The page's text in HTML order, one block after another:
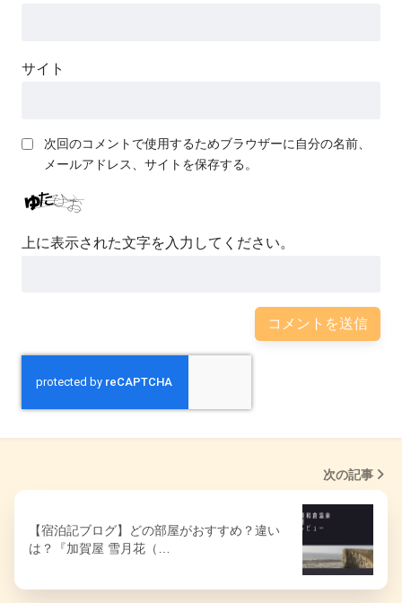
サイト
次回のコメントで使用するためブラウザーに自分の名前、
メールアドレス、サイトを保存する。
上に表示された文字を入力してください。
次の記事
【宿泊記ブログ】どの部屋がおすすめ？違い
は？『加賀屋 雪月花（…